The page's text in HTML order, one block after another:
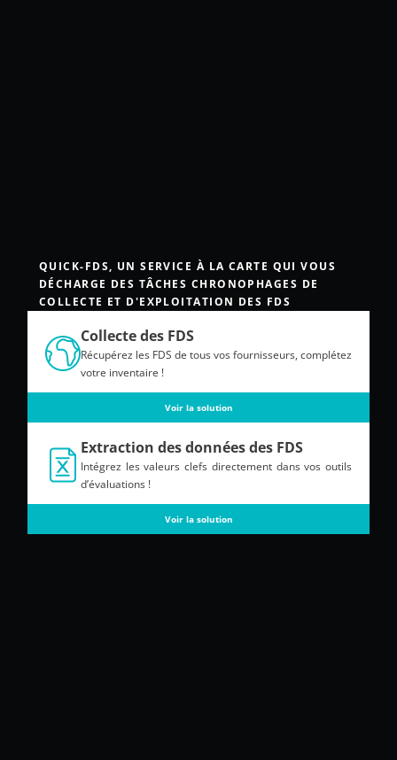
QUICK-FDS, UN SERVICE À LA CARTE QUI VOUS
DÉCHARGE DES TÂCHES CHRONOPHAGES DE
COLLECTE ET D'EXPLOITATION DES FDS
Collecte des FDS
Récupérez les FDS de tous vos fournisseurs, complétez
votre inventaire !
Voir la solution
Extraction des données des FDS
Intégrez les valeurs clefs directement dans vos outils
d’évaluations !
Voir la solution